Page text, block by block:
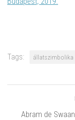
Tags: állatszimbolika
Abram de